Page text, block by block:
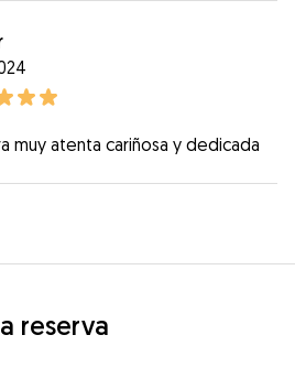
muy atenta cariñosa y dedicada
reserva